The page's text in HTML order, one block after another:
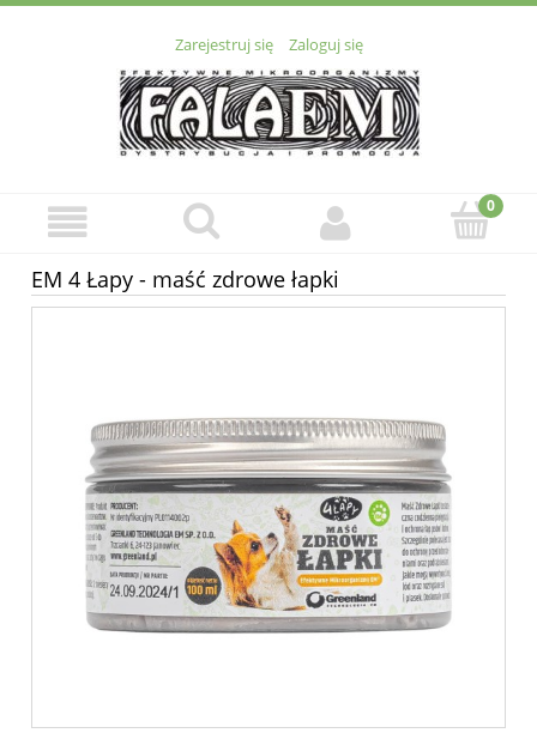
Zarejestruj się Zaloguj się
EM 4 Łapy - maść zdrowe łapki